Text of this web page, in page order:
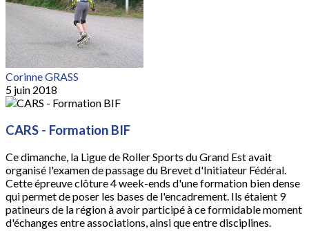
Corinne GRASS
5 juin 2018
CARS - Formation BIF
Ce dimanche, la Ligue de Roller Sports du Grand Est avait
organisé l'examen de passage du Brevet d'Initiateur Fédéral.
Cette épreuve clôture 4 week-ends d'une formation bien dense
qui permet de poser les bases de l'encadrement. Ils étaient 9
patineurs de la région à avoir participé à ce formidable moment
d'échanges entre associations, ainsi que entre disciplines.